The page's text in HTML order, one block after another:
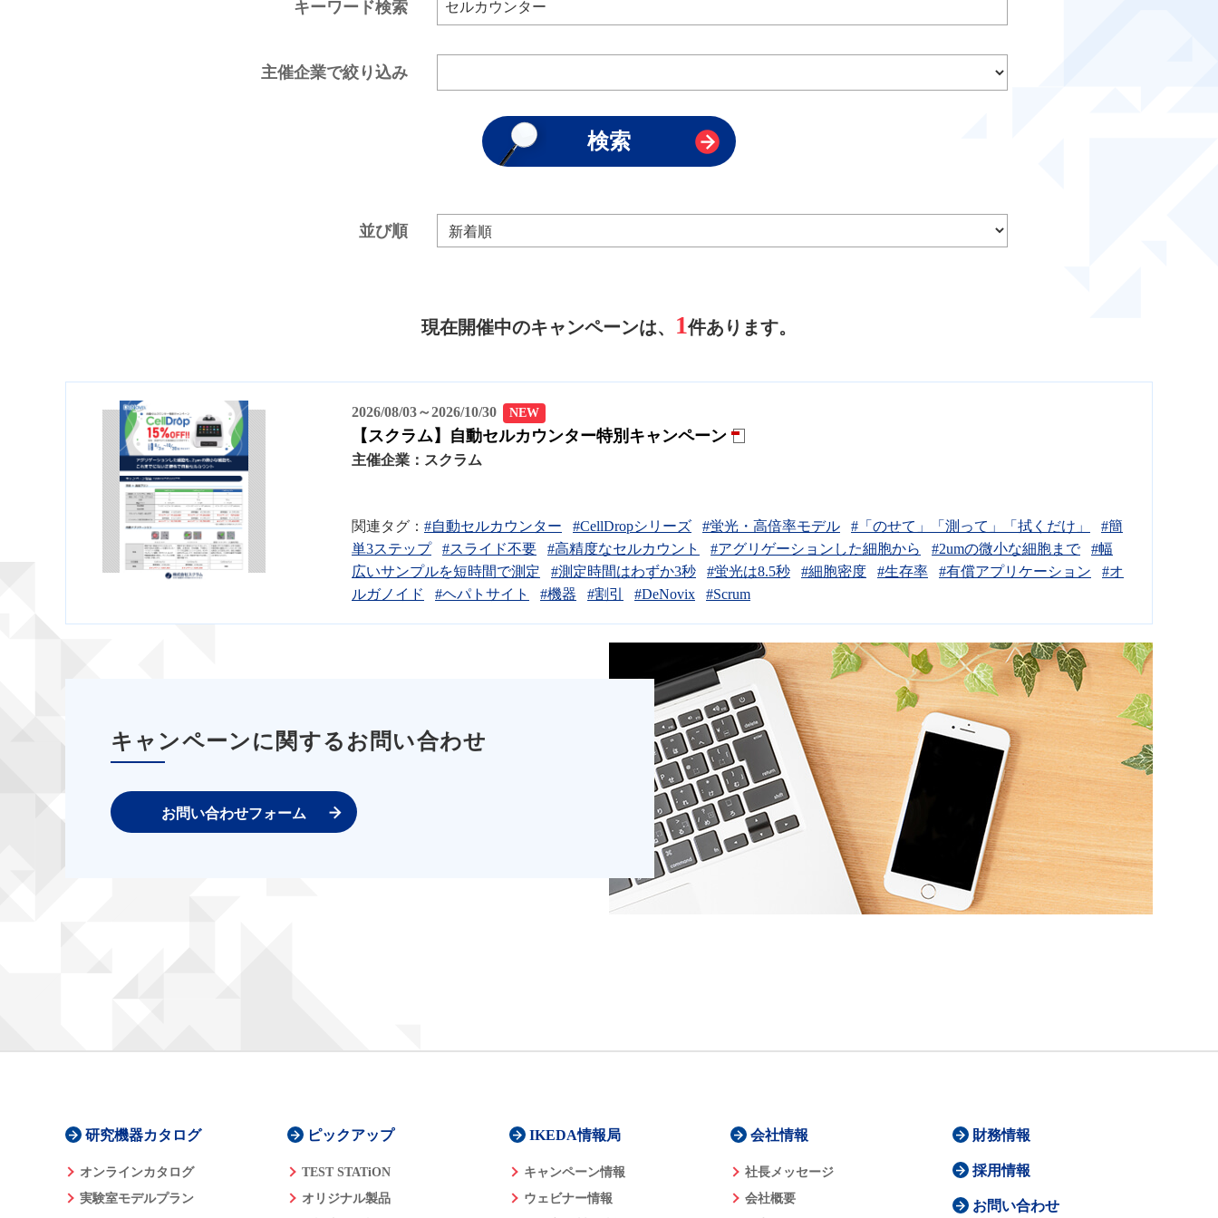
キーワード検索
主催企業で絞り込み
並び順
現在開催中のキャンペーンは、 1件あります。
2026/08/03～2026/10/30 NEW
【スクラム】自動セルカウンター特別キャンペーン
主催企業： スクラム
関連タグ： #自動セルカウンター #CellDropシリーズ #蛍光・高倍率モデル #「のせて」「測って」「拭くだけ」
#簡
単3ステップ
#スライド不要 #高精度なセルカウント #アグリゲーションした細胞から #2umの微小な細胞まで
#幅
広いサンプルを短時間で測定
#測定時間はわずか3秒 #蛍光は8.5秒 #細胞密度 #生存率 #有償アプリケーション
#オ
ルガノイド
#ヘパトサイト #機器 #割引 #DeNovix #Scrum
キャンペーンに関するお問い合わせ
お問い合わせフォーム
研究機器カタログ
オンラインカタログ
実験室モデルプラン
ピックアップ
TEST STATiON
オリジナル製品
IKEDA情報局
キャンペーン情報
ウェビナー情報
会社情報
社長メッセージ
会社概要
財務情報
採用情報
お問い合わせ